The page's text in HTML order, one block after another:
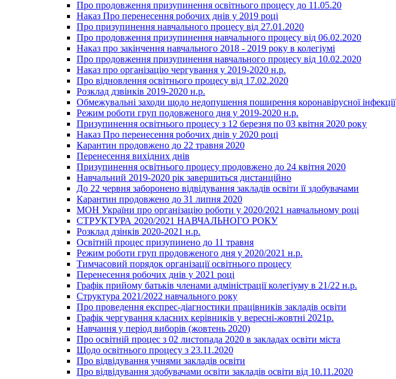
Про продовження призупинення освітнього процесу до 11.05.20
Наказ Про перенесення робочих днів у 2019 році
Про призупинення навчального процесу від 27.01.2020
Про продовження призупинення навчального процесу від 06.02.2020
Наказ про закінчення навчального 2018 - 2019 року в колегіумі
Про продовження призупинення навчального процесу від 10.02.2020
Наказ про організацію чергування у 2019-2020 н.р.
Про відновлення освітнього процесу від 17.02.2020
Розклад дзвінків 2019-2020 н.р.
Обмежувальні заходи щодо недопушення поширення коронавірусної інфекції
Режим роботи груп подовженого дня у 2019-2020 н.р.
Призупинення освітнього процесу з 12 березня по 03 квітня 2020 року
Наказ Про перенесення робочих днів у 2020 році
Карантин продовжено до 22 травня 2020
Перенесення вихідних днів
Призупинення освітнього процесу продовжено до 24 квітня 2020
Навчальний 2019-2020 рік завершиться дистанційно
До 22 червня заборонено відвідування закладів освіти її здобувачами
Карантин продовжено до 31 липня 2020
МОН України про організацію роботи у 2020/2021 навчальному році
СТРУКТУРА 2020/2021 НАВЧАЛЬНОГО РОКУ
Розклад дзінків 2020-2021 н.р.
Освітній процес призупинено до 11 травня
Режим роботи груп продовженого дня у 2020/2021 н.р.
Тимчасовий порядок організації освітнього процесу
Перенесення робочих днів у 2021 році
Графік прийому батьків членами адміністрації колегіуму в 21/22 н.р.
Структура 2021/2022 навчального року
Про проведення експрес-діагностики працівників закладів освіти
Графік чергування класних керівників у вересні-жовтні 2021р.
Навчання у період виборів (жовтень 2020)
Про освітній процес з 02 листопада 2020 в закладах освіти міста
Щодо освітнього процесу з 23.11.2020
Про відвідування учнями закладів освіти
Про відвідування здобувачами освіти закладів освіти від 10.11.2020